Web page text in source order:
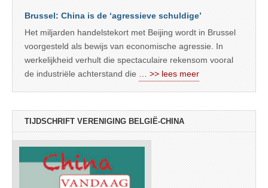
Brussel: China is de ‘agressieve schuldige’
Het miljarden handelstekort met Beijing wordt in Brussel
voorgesteld als bewijs van economische agressie. In
werkelijkheid verhult die spectaculaire rekensom vooral
de industriële achterstand die
… >> lees meer
TIJDSCHRIFT VERENIGING BELGIË-CHINA